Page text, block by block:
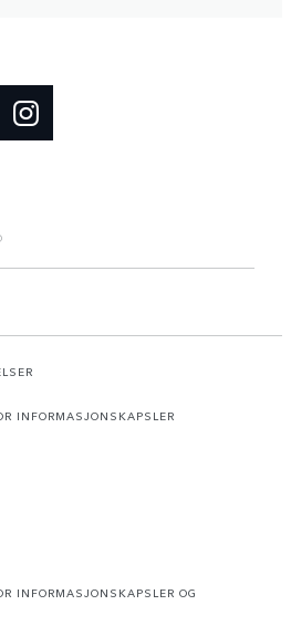
INFORMASJONSKAPSLER
INFORMASJONSKAPSLER OG